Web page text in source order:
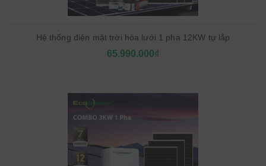
Hệ thống điện mặt trời hòa lưới 1 pha 12KW tự lắp
65.990.000₫